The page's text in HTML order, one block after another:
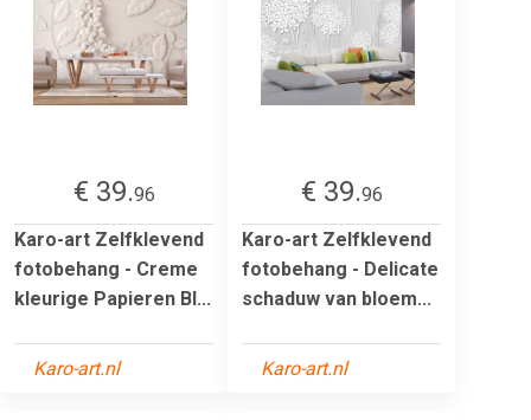
€ 39.96
Karo-art Zelfklevend
fotobehang - Creme
kleurige Papieren Bl...
Karo-art.nl
€ 39.96
Karo-art Zelfklevend
fotobehang - Delicate
schaduw van bloem...
Karo-art.nl